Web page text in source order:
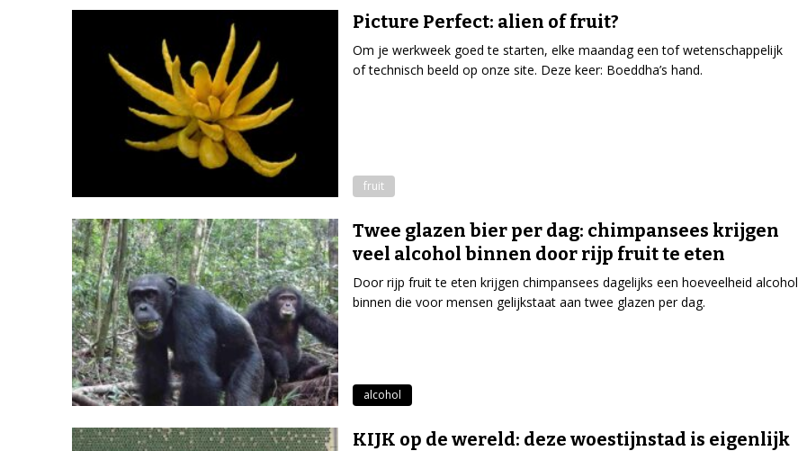
Picture Perfect: alien of fruit?
Om je werkweek goed te starten, elke maandag een tof wetenschappelijk
of technisch beeld op onze site. Deze keer: Boeddha’s hand.
fruit
Twee glazen bier per dag: chimpansees krijgen
veel alcohol binnen door rijp fruit te eten
Door rijp fruit te eten krijgen chimpansees dagelijks een hoeveelheid alcohol
binnen die voor mensen gelijkstaat aan twee glazen per dag.
alcohol
KIJK op de wereld: deze woestijnstad is eigenlijk